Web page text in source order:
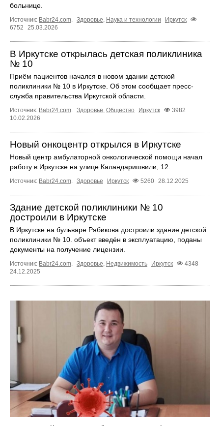
больнице.
Источник: Babr24.com Здоровье Наука и технологии
Иркутск
6752
25.03.2026
В Иркутске открылась детская поликлиника
№ 10
Приём пациентов начался в новом здании детской
поликлиники № 10 в Иркутске. Об этом сообщает пресс-
служба правительства Иркутской области.
Источник: Babr24.com. Здоровье, Общество Иркутск
3982
10.02.2026
Новый онкоцентр открылся в Иркутске
Новый центр амбулаторной онкологической помощи начал
работу в Иркутске на улице Каландаришвили, 12.
Источник: Babr24.com. Здоровье Иркутск 5260 28.12.2025
Здание детской поликлиники № 10
достроили в Иркутске
В Иркутске на бульваре Рябикова достроили здание детской
поликлиники № 10. объект введён в эксплуатацию, поданы
документы на получение лицензии.
Источник: Babr24.com. Здоровье, Недвижимость Иркутск
4348
24.12.2025